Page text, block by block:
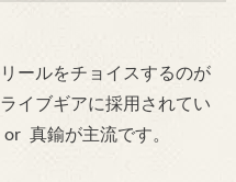
ールをチョイスするのが
イブギアに採用されてい
真鍮が主流です。